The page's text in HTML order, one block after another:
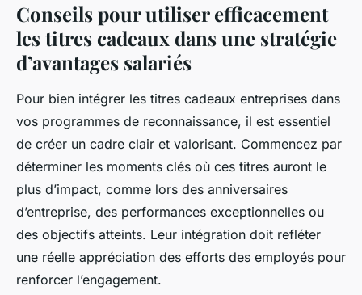
Conseils pour utiliser efficacement
les titres cadeaux dans une stratégie
d’avantages salariés
Pour bien intégrer les titres cadeaux entreprises dans
vos programmes de reconnaissance, il est essentiel
de créer un cadre clair et valorisant. Commencez par
déterminer les moments clés où ces titres auront le
plus d’impact, comme lors des anniversaires
d’entreprise, des performances exceptionnelles ou
des objectifs atteints. Leur intégration doit refléter
une réelle appréciation des efforts des employés pour
renforcer l’engagement.